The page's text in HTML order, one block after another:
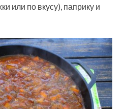
или по вкусу), паприку и